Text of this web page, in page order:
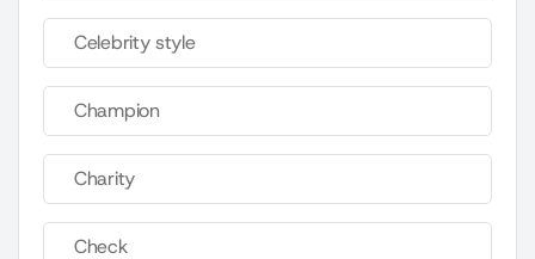
Celebrity style
Champion
Charity
Check